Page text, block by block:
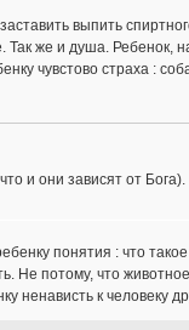
выпить
Так же и душа. Ребенок,
чувстово страха :
и они зависят от Бога).
понятия : что
потому, что
к человеку